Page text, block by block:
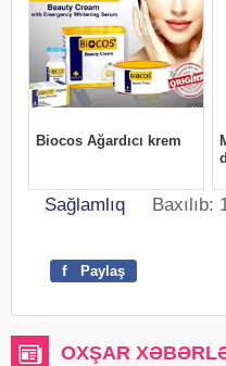
Sağlamlıq Baxılıb:
f Paylaş
OXŞAR